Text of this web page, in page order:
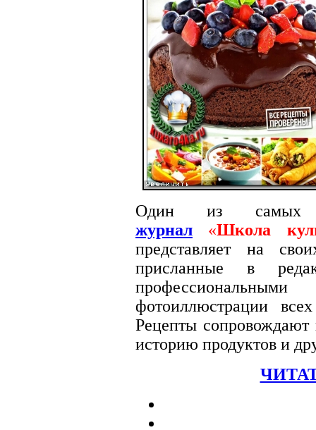
Один из самых
журнал
«Школа
представляет на
присланные в
фотоиллюстрации
Рецепты сопровождают
историю продуктов и